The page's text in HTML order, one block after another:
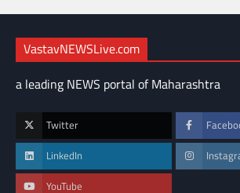
VastavNEWSLive.com
a leading NEWS portal of Maharashtra
Twitter
LinkedIn
YouTube